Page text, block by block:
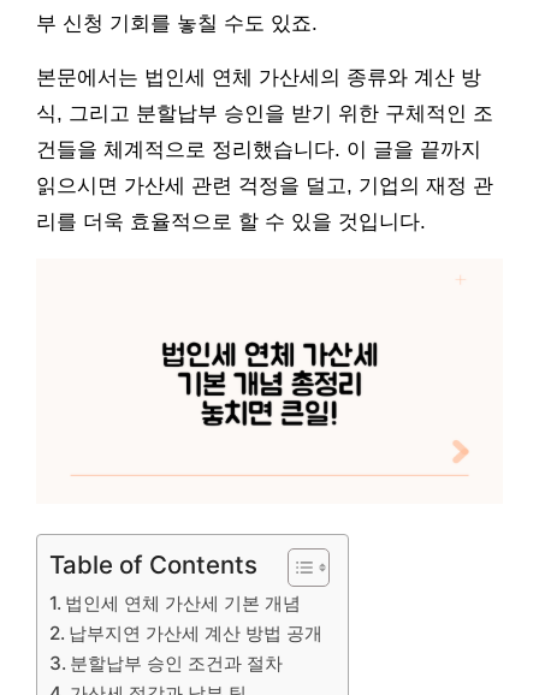
부 신청 기회를 놓칠 수도 있죠.
본문에서는 법인세 연체 가산세의 종류와 계산 방
식, 그리고 분할납부 승인을 받기 위한 구체적인 조
건들을 체계적으로 정리했습니다. 이 글을 끝까지
읽으시면 가산세 관련 걱정을 덜고, 기업의 재정 관
리를 더욱 효율적으로 할 수 있을 것입니다.
Table of Contents
법인세 연체 가산세 기본 개념
납부지연 가산세 계산 방법 공개
분할납부 승인 조건과 절차